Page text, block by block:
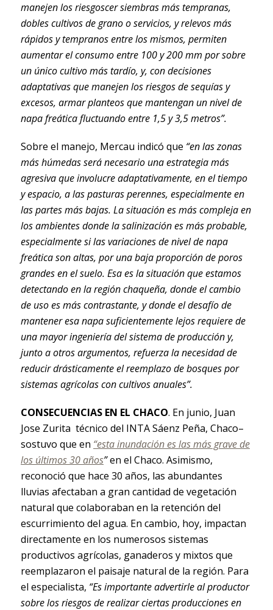
manejen los riesgoscer siembras más tempranas,
dobles cultivos de grano o servicios, y relevos más
rápidos y tempranos entre los mismos, permiten
aumentar el consumo entre 100 y 200 mm por sobre
un único cultivo más tardío, y, con decisiones
adaptativas que manejen los riesgos de sequías y
excesos, armar planteos que mantengan un nivel de
napa freática fluctuando entre 1,5 y 3,5 metros”.
Sobre el manejo, Mercau indicó que “en las zonas
más húmedas será necesario una estrategia más
agresiva que involucre adaptativamente, en el tiempo
y espacio, a las pasturas perennes, especialmente en
las partes más bajas. La situación es más compleja en
los ambientes donde la salinización es más probable,
especialmente si las variaciones de nivel de napa
freática son altas, por una baja proporción de poros
grandes en el suelo. Esa es la situación que estamos
detectando en la región chaqueña, donde el cambio
de uso es más contrastante, y donde el desafío de
manteneresa napa suficientemente lejos requiere de
una mayor ingeniería del sistema de producción y,
junto a otros argumentos, refuerza la necesidad de
reducir drásticamente el reemplazo de bosques por
sistemas agrícolas con cultivos anuales”.
CONSECUENCIAS EN EL CHACO. En junio, Juan
Jose Zurita técnico del INTA Sáenz Peña, Chaco–
sostuvo que en “esta inundación es las más grave de
los últimos 30 años”en el Chaco. Asimismo,
reconoció que hace 30 años, las abundantes
lluvias afectaban a gran cantidad de vegetación
natural que colaboraban en la retención del
escurrimiento del agua. En cambio, hoy, impactan
directamente en los numerosos sistemas
productivos agrícolas, ganaderos y mixtos que
reemplazaron el paisaje natural de la región. Para
el especialista, “Es importante advertirle al productor
sobre los riesgos de realizar ciertas producciones en